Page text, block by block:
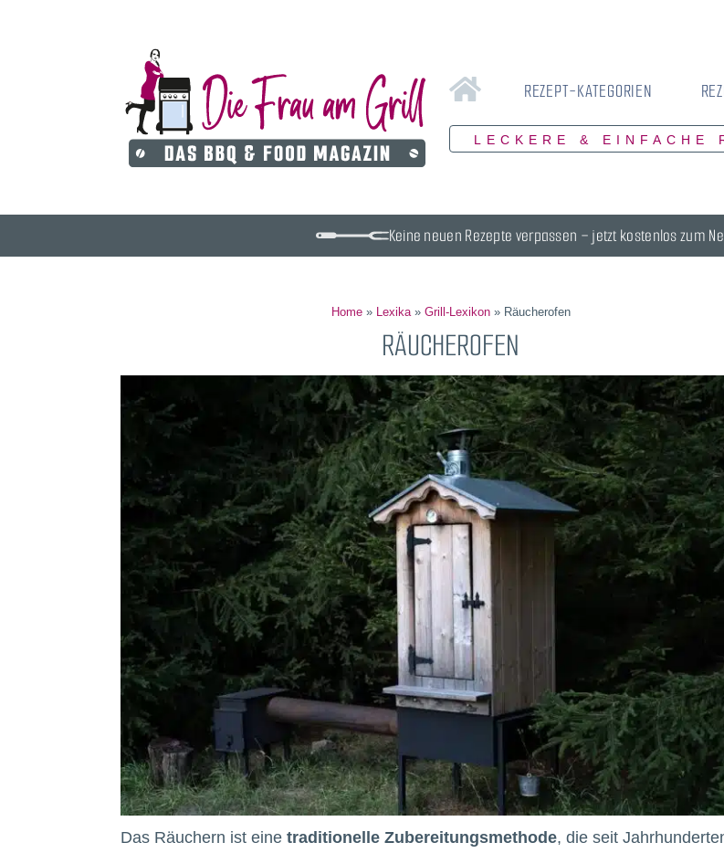
REZEPT-KATEGORIEN
LECKERE & EINFACHE
Keine neuen Rezepte verpassen – jetzt kostenlos zum
Home» Lexika» Grill-Lexikon» Räucherofen
RÄUCHEROFEN
Das Räuchern ist eine traditionelle Zubereitungsmethode, die seit